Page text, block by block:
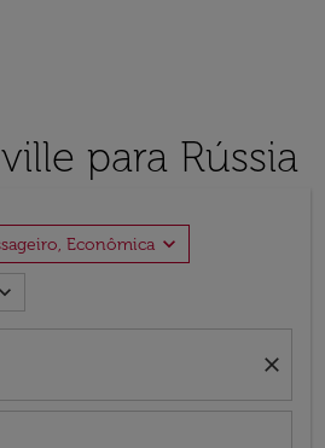
para Rússia
Econômica expand_more
expand_more
close